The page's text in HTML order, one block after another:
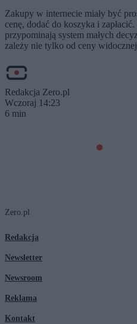
Zakupy w internecie miały być
cenę, dodać do koszyka i
przypominają system małych
zależy nie tylko od ceny
Redakcja Zero.pl
Wczoraj 14:23
6 min
Zero.pl
Redakcja
Newsletter
Newsroom
Reklama
Kontakt